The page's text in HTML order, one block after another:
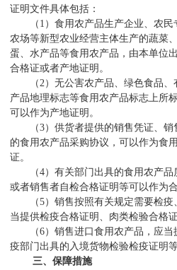
证明文件具体包括：
（1）食用农产品生产企业、农民
农场等新型农业经营主体生产的蔬菜
蛋、水产品等食用农产品，由本单位
合格证或者产地证明。
（2）无公害农产品、绿色食品、
产品地理标志等食用农产品标志上所
可以作为产地证明。
（3）供货者提供的销售凭证、销
的食用农产品采购协议，可以作为食
证。
（4）有关部门出具的食用农产品
或者销售者自检合格证明等可以作为
（5）销售按照有关规定需要检疫
当提供检疫合格证明、肉类检验合格
（6）销售进口食用农产品，应当
疫部门出具的入境货物检验检疫证明等
三、保障措施